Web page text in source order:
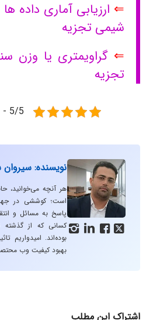
⇐ ارزیابی آماری داده
شیمی تجزیه
⇐ گراویمتری یا وزن
تجزیه
5/5 - (1 امتیاز)
   
نویسنده:
هر آنچه
است؛ کوششی در
پاسخ به مسائل و
کسانی که از گذشته
بوده‌اند. امیدواریم
بهبود کیفیت وب
اشتراک این مطلب